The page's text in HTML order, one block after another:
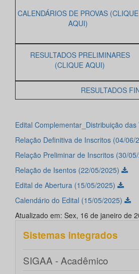
CALENDÁRIOS DE PROVAS (CLIQUE
AQUI)
RESULTADOS PRELIMINARES
(CLIQUE AQUI)
RESULTADOS
Edital Complementar_Distribuição
Relação Definitiva de Inscritos (04/06/
Relação Preliminar de Inscritos (30/
Relação de Isentos (22/05/2025)
Edital de Abertura (15/05/2025)
Calendário do Edital (15/05/2025)
Atualizado em: Sex, 16 de janeiro de
Sistemas integrados
SIGAA - Acadêmico